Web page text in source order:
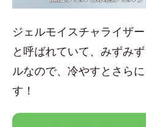
ジェルモイスチャライザ
と呼ばれていて、みずみ
ルなので、冷やすとさら
す！